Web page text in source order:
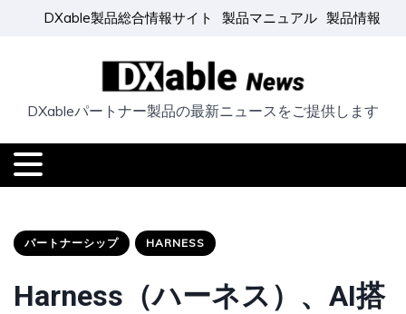
DXable製品総合情報サイト 製品マニュアル 製品情報
DXableパートナー製品の最新ニュースをご提供します
パートナーシップ HARNESS
Harness（ハーネス）、AI搭